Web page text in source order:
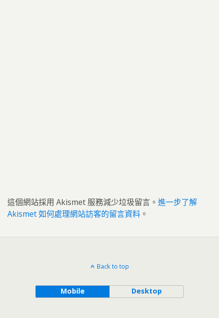
這個網站採用 Akismet 服務減少垃圾留言。 進一步了解
Akismet 如何處理網站訪客的留言資料 。
Back to top
Mobile Desktop